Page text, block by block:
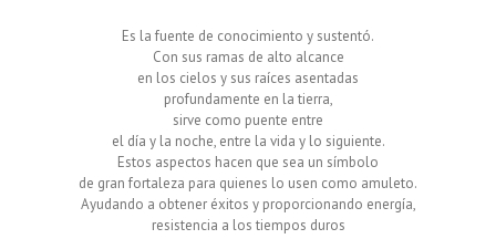
Es la fuente de conocimiento y sustentó.
Con sus ramas de alto alcance
en los cielos y sus raíces asentadas
profundamente en la tierra,
sirve como puente entre
el día y la noche, entre la vida y lo siguiente.
Estos aspectos hacen que sea un símbolo
de gran fortaleza para quienes lo usen como amuleto.
Ayudando a obtener éxitos y proporcionando energía,
resistencia a los tiempos duros